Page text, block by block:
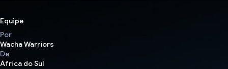
Equipe
Por
Wacha Warriors
De
África do Sul